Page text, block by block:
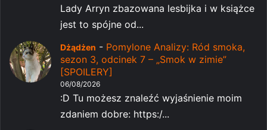
Lady Arryn zbazowana lesbijka i w książce
jest to spójne od...
Dżądżen - Pomylone Analizy: Ród smoka,
sezon 3, odcinek 7 – „Smok w zimie”
[SPOILERY]
06/08/2026
:D Tu możesz znaleźć wyjaśnienie moim
zdaniem dobre: https:/...